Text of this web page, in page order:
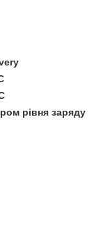
рівня заряду